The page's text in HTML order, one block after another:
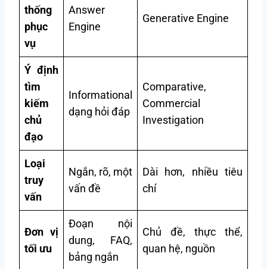
thống
phục
vụ
Answer
Engine
Generative Engine
Ý định
tìm
kiếm
chủ
đạo
Informational
dạng hỏi đáp
Comparative,
Commercial
Investigation
Loại
truy
vấn
Ngắn, rõ, một
vấn đề
Dài hơn, nhiều tiêu
chí
Đơn vị
tối ưu
Đoạn nội
dung, FAQ,
bảng ngắn
Chủ đề, thực thể,
quan hệ, nguồn